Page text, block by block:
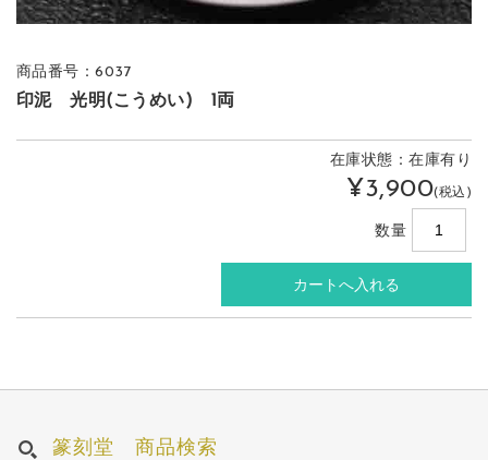
商品番号：6037
印泥 光明(こうめい) 1両
在庫状態：在庫有り
¥3,900(税込)
数量
篆刻堂 商品検索